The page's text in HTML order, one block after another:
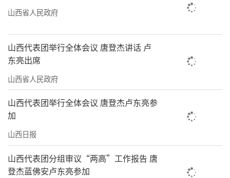
山西省人民政府
山西代表团举行全体会议 唐登杰讲话 卢
东亮出席
山西省人民政府
山西代表团举行全体会议 唐登杰卢东亮参
加
山西日报
山西代表团分组审议“两高”工作报告 唐
登杰蓝佛安卢东亮参加